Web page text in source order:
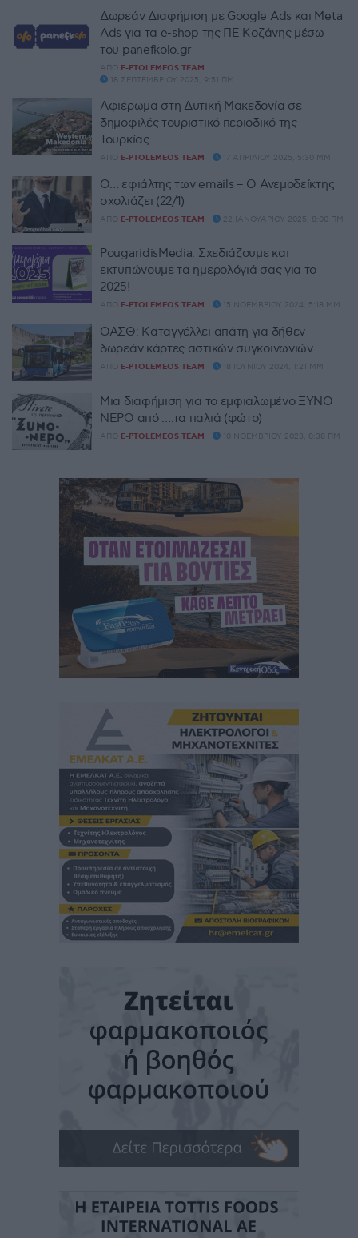
Δωρεάν Διαφήμιση με Google Ads και Meta
Αds για τα e-shop της ΠΕ Κοζάνης μέσω
του panefkolo.gr
ΑΠΌ E-PTOLEMEOS TEAM
18 ΣΕΠΤΕΜΒΡΊΟΥ 2025, 9:51 ΠΜ
Αφιέρωμα στη Δυτική Μακεδονία σε
δημοφιλές τουριστικό περιοδικό της
Τουρκίας
ΑΠΌ E-PTOLEMEOS TEAM 17 ΑΠΡΙΛΊΟΥ 2025, 5:30 ΜΜ
Ο… εφιάλτης των emails – Ο Ανεμοδείκτης
σχολιάζει (22/1)
ΑΠΌ E-PTOLEMEOS TEAM 22 ΙΑΝΟΥΑΡΊΟΥ 2025, 8:00 ΠΜ
PougaridisMedia: Σχεδιάζουμε και
εκτυπώνουμε τα ημερολόγιά σας για το
2025!
ΑΠΌ E-PTOLEMEOS TEAM 15 ΝΟΕΜΒΡΊΟΥ 2024, 5:18 ΜΜ
ΟΑΣΘ: Καταγγέλλει απάτη για δήθεν
δωρεάν κάρτες αστικών συγκοινωνιών
ΑΠΌ E-PTOLEMEOS TEAM 18 ΙΟΥΝΊΟΥ 2024, 1:21 ΜΜ
Μια διαφήμιση για το εμφιαλωμένο ΞΥΝΟ
ΝΕΡΟ από ….τα παλιά (φώτο)
ΑΠΌ E-PTOLEMEOS TEAM 10 ΝΟΕΜΒΡΊΟΥ 2023, 8:38 ΠΜ